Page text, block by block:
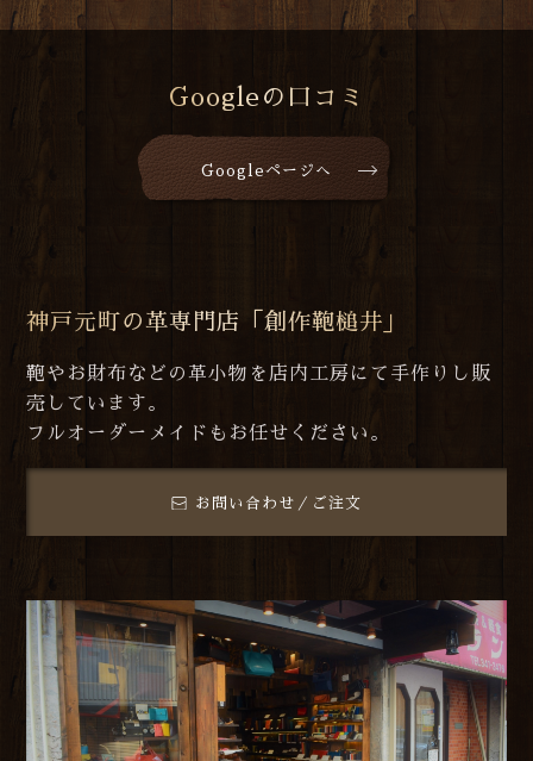
Googleの口コミ
Googleページへ
神戸元町の革専門店「創作鞄槌井」
鞄やお財布などの革小物を店内工房にて手作りし販
売しています。
フルオーダーメイドもお任せください。
お問い合わせ／ご注文